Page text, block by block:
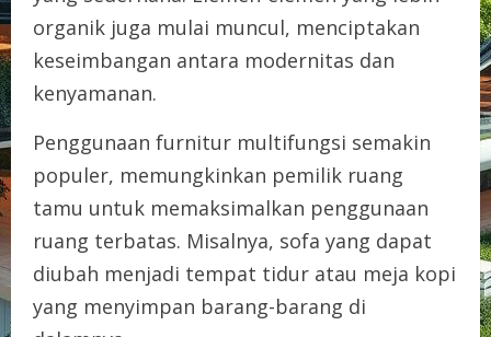
organik juga mulai muncul, menciptakan
keseimbangan antara modernitas dan
kenyamanan.
Penggunaan furnitur multifungsi semakin
populer, memungkinkan pemilik ruang
tamu untuk memaksimalkan penggunaan
ruang terbatas. Misalnya, sofa yang dapat
diubah menjadi tempat tidur atau meja kopi
yang menyimpan barang-barang di